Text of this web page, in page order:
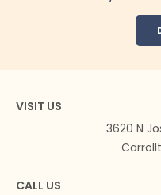
VISIT US
3620 N
CALL US